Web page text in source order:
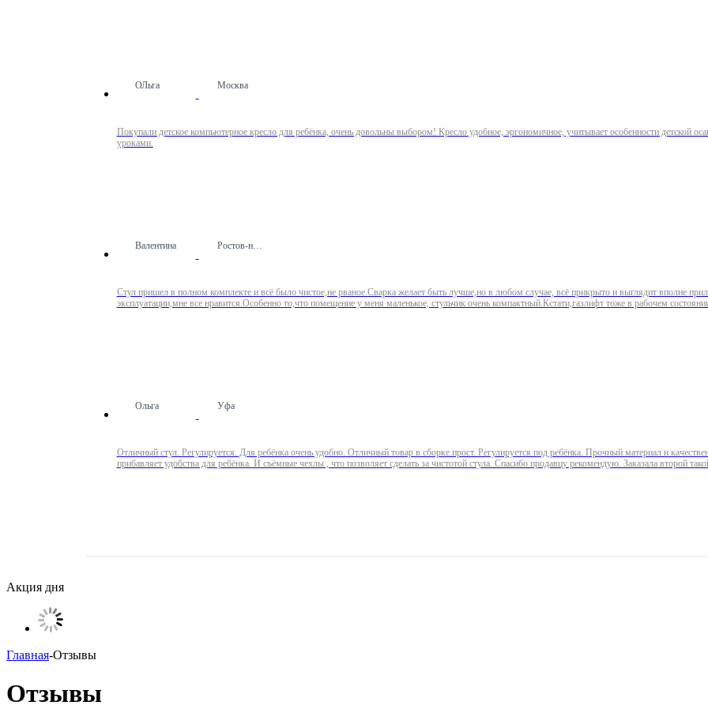
ОЛьга Москва
Покупали детское компьютерное кресло для ребёнка, очень довольны выбором! Кресло удобное, эргономичное, учитывает особенности детской
уроками.
Валентина Ростов-на-Дону
Стул пришел в полном комплекте и всё было чистое,не рваное.Сварка желает быть лучше,но в любом случае, всё прикрыто и выглядит вполне
эксплуатации,мне все нравится.Особенно то,что помещение у меня маленькое, стульчик очень компактный.Кстати,газлифт тоже в рабочем
Ольга Уфа
Отличный стул. Регулируется. Для ребёнка очень удобно. Отличный товар в сборке прост. Регулируется под ребёнка. Прочный материал и
прибавляет удобства для ребёнка. И съёмные чехлы , что позволяет сделать за чистотой стула. Спасибо продавцу рекомендую. Заказала второй
Акция дня
Главная-Отзывы
Отзывы